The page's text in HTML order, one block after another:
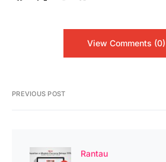
View Comments (0)
PREVIOUS POST
Rantau